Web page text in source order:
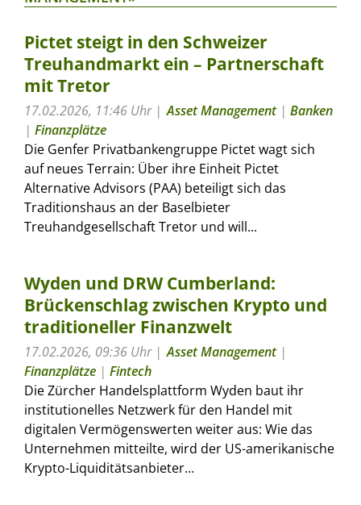
Pictet steigt in den Schweizer
Treuhandmarkt ein – Partnerschaft
mit Tretor
17.02.2026, 11:46 Uhr Asset Management| Banken
| Finanzplätze
Die Genfer Privatbankengruppe Pictet wagt sich
auf neues Terrain: Über ihre Einheit Pictet
Alternative Advisors (PAA) beteiligt sich das
Traditionshaus an der Baselbieter
Treuhandgesellschaft Tretor und will...
Wyden und DRW Cumberland:
Brückenschlag zwischen Krypto und
traditioneller Finanzwelt
17.02.2026, 09:36 Uhr Asset Management|
Finanzplätze | Fintech
Die Zürcher Handelsplattform Wyden baut ihr
institutionelles Netzwerk für den Handel mit
digitalen Vermögenswerten weiter aus: Wie das
Unternehmen mitteilte, wird der US-amerikanische
Krypto-Liquiditätsanbieter...